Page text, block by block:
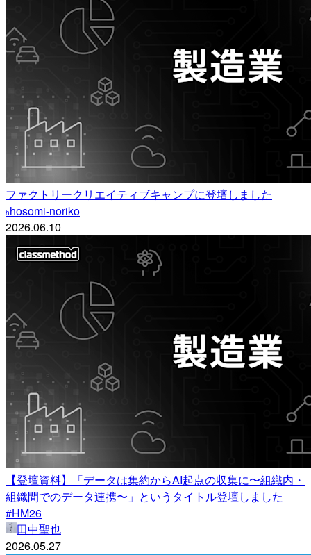
ファクトリークリエイティブキャンプに登壇しました
hhosomi-noriko
2026.06.10
【登壇資料】「データは集約からAI起点の収集に〜組織内・
組織間でのデータ連携〜」というタイトル登壇しました
#HM26
田中聖也
2026.05.27